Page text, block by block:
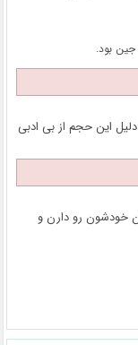
بود.
این حجم از بی ادبی
خودشون رو دارن و